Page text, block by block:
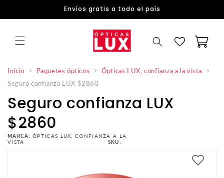
Envíos gratis a todo el país
Carrito
Inicio Paquetes ópticos Ópticas LUX, confianza a la vista
Seguro confianza LUX $2860
Seguro confianza LUX
$2860
MARCA:ÓPTICAS LUX, CONFIANZA A LA
VISTA
SKU: